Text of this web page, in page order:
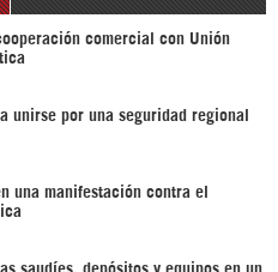
comercial con Unión
unirse por una seguridad regional
una manifestación contra el
saudíes, depósitos y equipos en un